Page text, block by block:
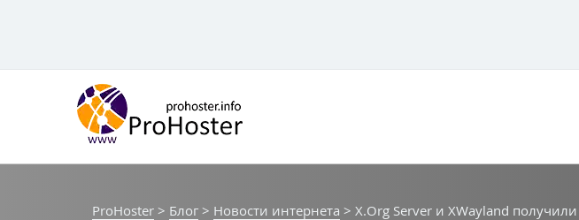
ProHoster > Блог > Новости интернета > X.Org Server и XWayland